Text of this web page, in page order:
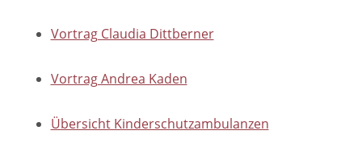
Vortrag Claudia Dittberner
Vortrag Andrea Kaden
Übersicht Kinderschutzambulanzen